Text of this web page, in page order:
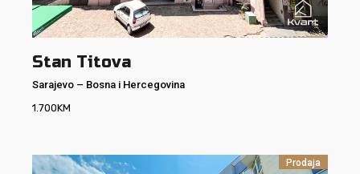
Stan Titova
Sarajevo – Bosna i Hercegovina
1.700KM
Prodaja